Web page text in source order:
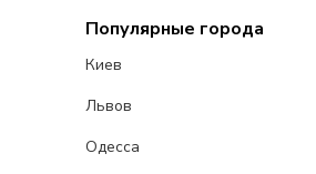
Популярные города
Киев
Львов
Одесса